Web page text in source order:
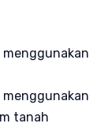
tanah